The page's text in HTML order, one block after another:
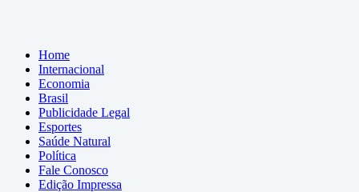
Home
Internacional
Economia
Brasil
Publicidade Legal
Esportes
Saúde Natural
Política
Fale Conosco
Edição Impressa